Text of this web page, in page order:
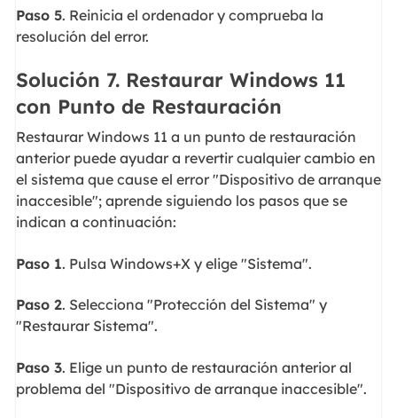
Paso 5. Reinicia el ordenador y comprueba la
resolución del error.
Solución 7. Restaurar Windows 11
con Punto de Restauración
Restaurar Windows 11 a un punto de restauración
anterior puede ayudar a revertir cualquier cambio en
el sistema que cause el error "Dispositivo de arranque
inaccesible"; aprende siguiendo los pasos que se
indican a continuación:
Paso 1. Pulsa Windows+X y elige "Sistema".
Paso 2. Selecciona "Protección del Sistema" y
"Restaurar Sistema".
Paso 3. Elige un punto de restauración anterior al
problema del "Dispositivo de arranque inaccesible".